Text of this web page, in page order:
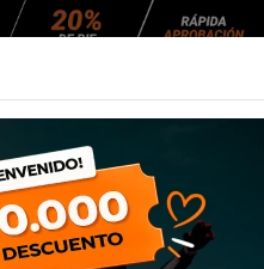
NEUMÁTICOS